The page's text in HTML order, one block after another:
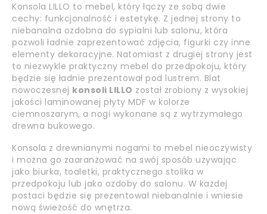
Konsola LILLO to mebel, który łączy ze sobą dwie
cechy: funkcjonalność i estetykę. Z jednej strony to
niebanalna ozdobna do sypialni lub salonu, która
pozwoli ładnie zaprezentować zdjęcia, figurki czy inne
elementy dekoracyjne. Natomiast z drugiej strony jest
to niezwykle praktyczny mebel do przedpokoju, który
będzie się ładnie prezentował pod lustrem. Blat
nowoczesnej konsoli LILLO został zrobiony z wysokiej
jakości laminowanej płyty MDF w kolorze
ciemnoszarym, a nogi wykonane są z wytrzymałego
drewna bukowego.
Konsola z drewnianymi nogami to mebel nieoczywisty
i można go zaaranżować na swój sposób używając
jako biurka, toaletki, praktycznego stolika w
przedpokoju lub jako ozdoby do salonu. W każdej
postaci będzie się prezentował niebanalnie i wniesie
nową świeżość do wnętrza.